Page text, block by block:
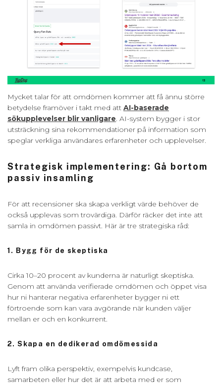
Mycket talar för att omdömen kommer att få ännu större
betydelse framöver i takt med att AI-baserade
sökupplevelser blir vanligare. AI-system bygger i stor
utsträckning sina rekommendationer på information som
speglar verkliga användares erfarenheter och upplevelser.
Strategisk implementering: Gå bortom
passiv insamling
För att recensioner ska skapa verkligt värde behöver de
också upplevas som trovärdiga. Därför räcker det inte att
samla in omdömen passivt. Här är tre strategiska råd:
1. Bygg för de skeptiska
Cirka 10–20 procent av kunderna är naturligt skeptiska.
Genom att använda verifierade omdömen och öppet visa
hur ni hanterar negativa erfarenheter bygger ni ett
förtroende som kan vara avgörande när kunden väljer
mellan er och en konkurrent.
2. Skapa en dedikerad omdömessida
Lyft fram olika perspektiv, exempelvis kundcase,
samarbeten eller hur det är att arbeta med er som